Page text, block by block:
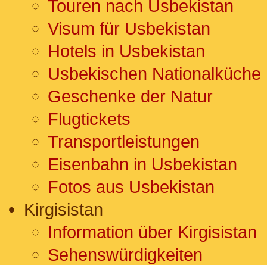
Touren nach Usbekistan
Visum für Usbekistan
Hotels in Usbekistan
Usbekischen Nationalküche
Geschenke der Natur
Flugtickets
Transportleistungen
Eisenbahn in Usbekistan
Fotos aus Usbekistan
Kirgisistan
Information über Kirgisistan
Sehenswürdigkeiten